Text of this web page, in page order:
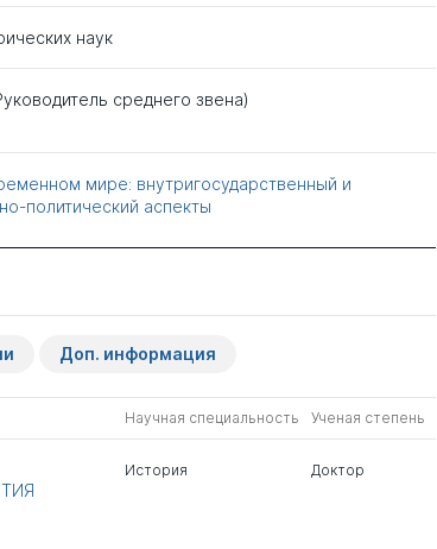
наук
среднего звена)
мире: внутригосударственный и
политический аспекты
Доп. информация
Научная специальность Ученая степень
История Доктор